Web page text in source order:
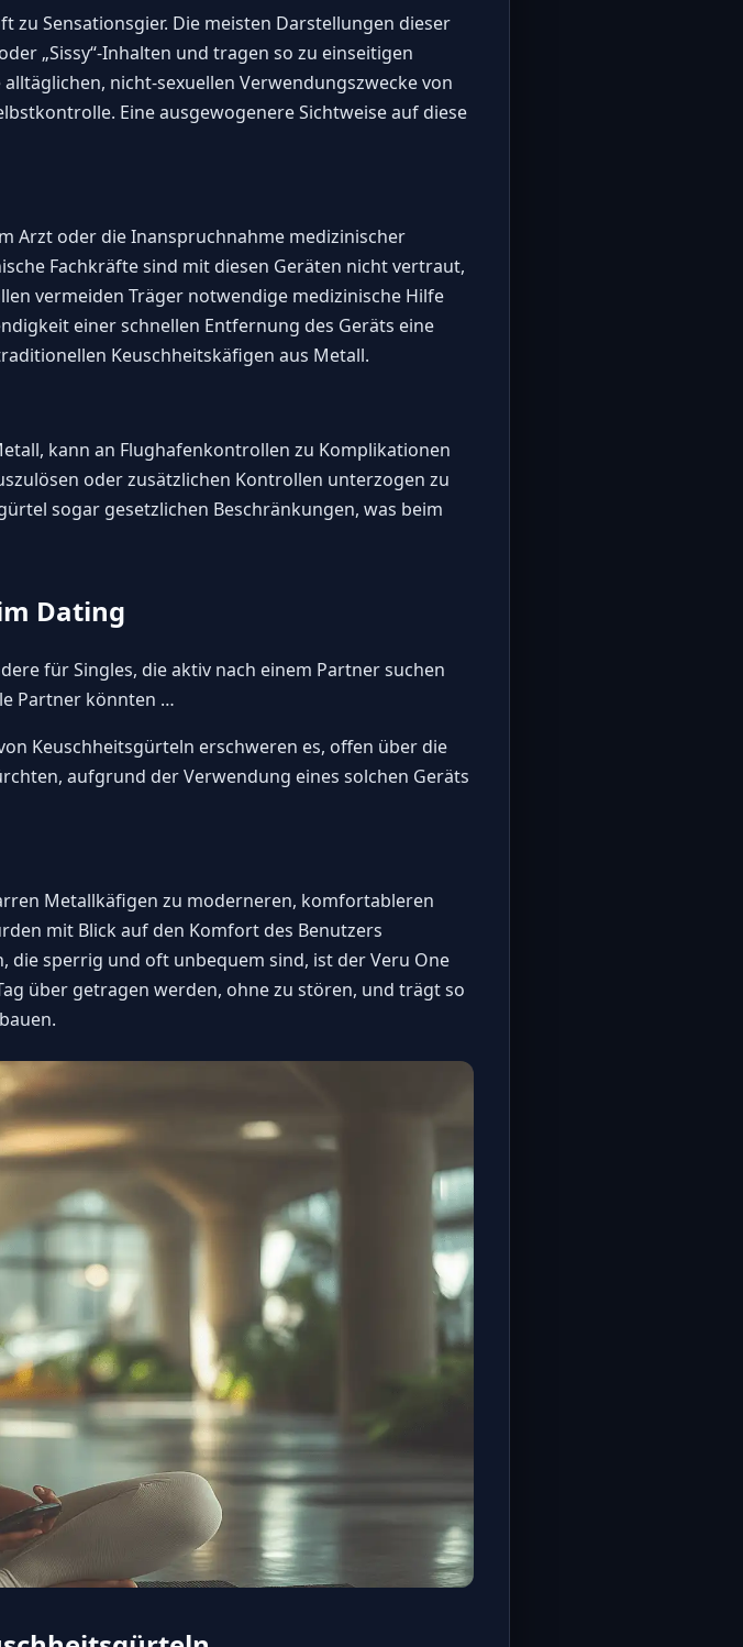
zu Sensationsgier. Die meisten Darstellungen dieser
„Sissy“-Inhalten und tragen so zu einseitigen
nicht-sexuellen Verwendungszwecke von
Eine ausgewogenere Sichtweise auf diese
Arzt oder die Inanspruchnahme medizinischer
Fachkräfte sind mit diesen Geräten nicht vertraut,
vermeiden Träger notwendige medizinische Hilfe
einer schnellen Entfernung des Geräts eine
Keuschheitskäfigen aus Metall.
kann an Flughafenkontrollen zu Komplikationen
oder zusätzlichen Kontrollen unterzogen zu
sogar gesetzlichen Beschränkungen, was beim
Dating
für Singles, die aktiv nach einem Partner suchen
Partner könnten …
Keuschheitsgürteln erschweren es, offen über die
aufgrund der Verwendung eines solchen Geräts
Metallkäfigen zu moderneren, komfortableren
mit Blick auf den Komfort des Benutzers
sperrig und oft unbequem sind, ist der Veru One
über getragen werden, ohne zu stören, und trägt so